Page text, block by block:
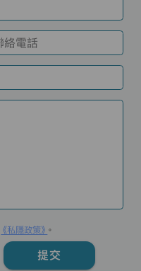
絡電話
《私隱政策》 。
提交